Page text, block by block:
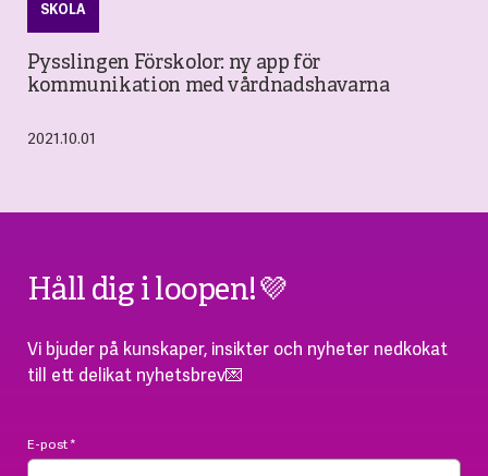
SKOLA
Pysslingen Förskolor: ny app för
kommunikation med vårdnadshavarna
2021.10.01
Håll dig i loopen!💜
Vi bjuder på kunskaper, insikter och nyheter nedkokat
till ett delikat nyhetsbrev💌
E-post*